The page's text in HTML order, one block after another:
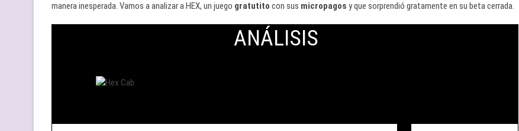
manera inesperada. Vamos a analizar a HEX, un juego gratutito con sus micropagos y que sorprendió gratamente en su beta cerrada.
ANÁLISIS